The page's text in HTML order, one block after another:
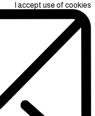
I accept use of cookies